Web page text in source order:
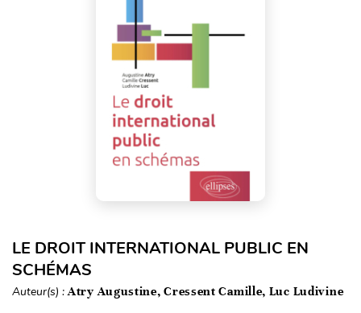
LE DROIT INTERNATIONAL PUBLIC EN
SCHÉMAS
Auteur(s) :Atry Augustine, Cressent Camille, Luc Ludivine